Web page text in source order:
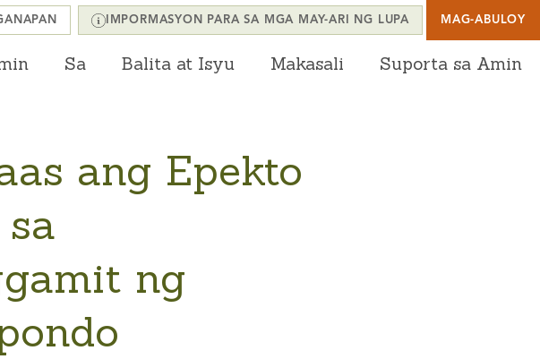
Sa Balita at Isyu Makasali Suporta sa Amin
IMPORMASYON PARA SA MGA MAY-ARI NG LUPA MAG-ABULOY
ang Epekto
ng